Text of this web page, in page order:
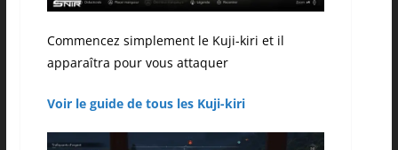
Commencez simplement le Kuji-kiri et il
apparaîtra pour vous attaquer
Voir le guide de tous les Kuji-kiri